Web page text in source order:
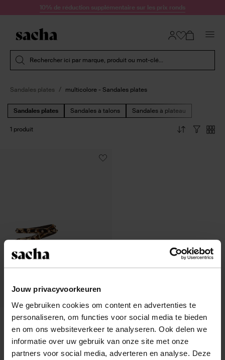
Jouw privacyvoorkeuren
We gebruiken cookies om content en advertenties te
personaliseren, om functies voor social media te bieden
en om ons websiteverkeer te analyseren. Ook delen we
informatie over uw gebruik van onze site met onze
partners voor social media, adverteren en analyse. Deze
Passer au contenu10% de réduction supplémentaire sur les prix ronds
Rechercher ici par marque, produit ou mot-clé...
Sandales plates multicolore - Sandales plates
Sandales plates Sandales à talons Sandales à plateau
1 produit
Sandales léopard avec clous
73.99